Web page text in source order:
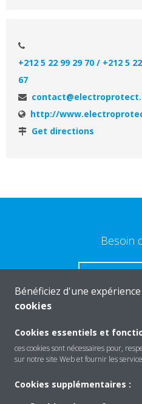
+212 5 22 99 29 70 / +212 5
67
http://
Get directions
Besoin
Produits
Bénéficiez d'une
cookies
Cookies essentiels et
ces cookies sont nécessaires pour,
sur notre site Web et fournir les
Cookies supplémentaires :